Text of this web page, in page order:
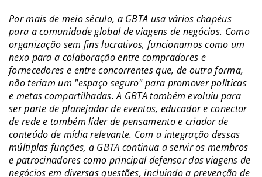
Por mais de meio século, a GBTA usa vários chapéus
para a comunidade global de viagens de negócios. Como
organização sem fins lucrativos, funcionamos como um
nexo para a colaboração entre compradores e
fornecedores e entre concorrentes que, de outra forma,
não teriam um "espaço seguro" para promover políticas
e metas compartilhadas. A GBTA também evoluiu para
ser parte de planejador de eventos, educador e conector
de rede e também líder de pensamento e criador de
conteúdo de mídia relevante. Com a integração dessas
múltiplas funções, a GBTA continua a servir os membros
e patrocinadores como principal defensor das viagens de
negócios em diversas questões, incluindo a prevenção de